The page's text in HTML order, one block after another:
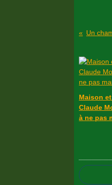
Maison
Claude
à ne pas